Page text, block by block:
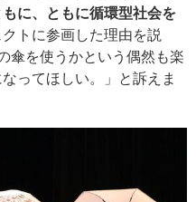
に、ともに循環型社会を
トに参画した理由を説
傘を使うかという偶然も楽
ってほしい。」と訴えま